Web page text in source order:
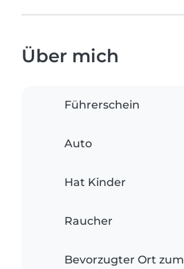
Über mich
Führerschein
Auto
Hat Kinder
Raucher
Bevorzugter Ort zum